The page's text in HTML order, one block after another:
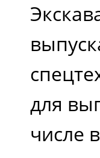
для
числе